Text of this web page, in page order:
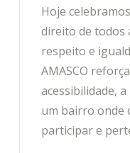
Hoje
direito de todos
respeito e
AMASCO
acessibilidade,
um bairro onde
participar e